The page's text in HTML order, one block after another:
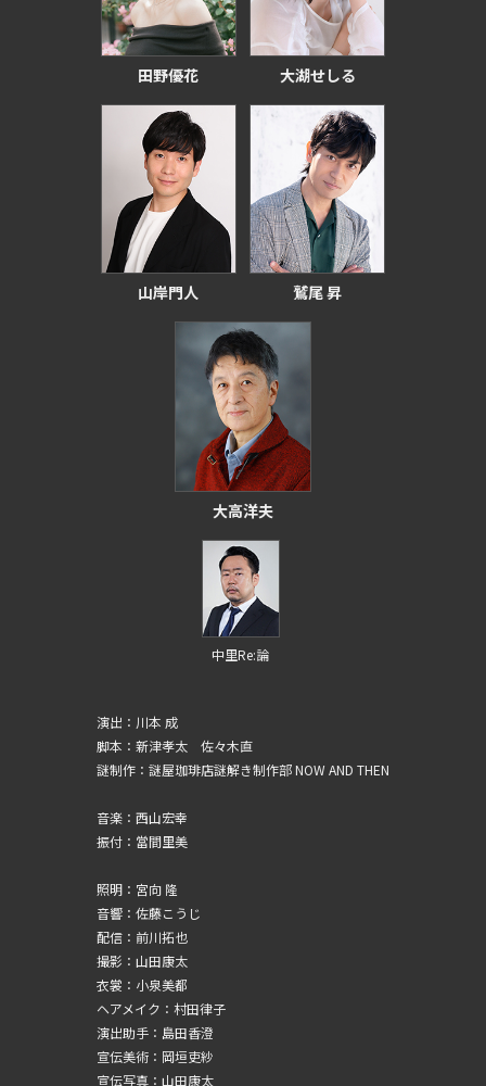
田野優花 大湖せしる
山岸門人 鷲尾 昇
大高洋夫
中里Re:論
演出：川本 成
脚本：新津孝太 佐々木直
謎制作：謎屋珈琲店謎解き制作部 NOW AND THEN
音楽：西山宏幸
振付：當間里美
照明：宮向 隆
音響：佐藤こうじ
配信：前川拓也
撮影：山田康太
衣裳：小泉美都
ヘアメイク：村田律子
演出助手：島田香澄
宣伝美術：岡垣吏紗
宣伝写真：山田康太